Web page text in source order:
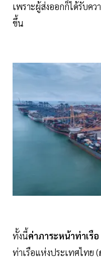
เพราะผู้ส่งออกก็ได้รับคว
ขึ้น
ทั้งนี้ค่าภาระหน้าท่าเรือ
ท่าเรือแห่งประเทศไทย (